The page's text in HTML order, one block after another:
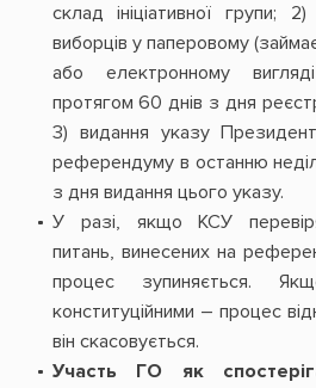
склад ініціативної групи;
виборців у паперовому
або електронному
протягом 60 днів з дня
3) видання указу
референдуму в останню
з дня видання цього указу.
У разі, якщо КСУ
питань, винесених на
процес зупиняється.
конституційними – процес
він скасовується.
Участь ГО як